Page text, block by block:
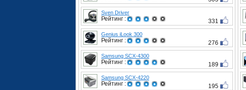
Sven Driver
Рейтинг : 331
Genius iLook 300
Рейтинг : 276
Samsung SCX-4300
Рейтинг : 189
Samsung SCX-4220
Рейтинг : 195